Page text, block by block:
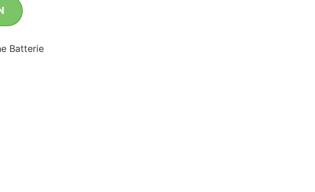
Batterie